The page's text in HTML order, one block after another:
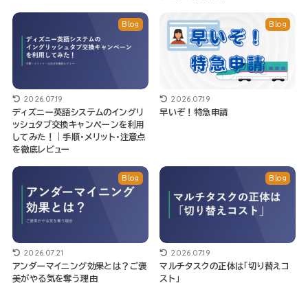
Blog
2026.07.19
ディズニー英語システムのイングリ
ッシュタブ交換キャンペーンを利用
してみた！｜手順・メリット・注意点
を徹底レビュー
Blog
2026.07.19
早いぞ！特急申請
Blog
2026.07.21
アンダーマイニング効果とは？ご褒
美がやる気を奪う理由
Blog
2026.07.19
マルチタスクの正体は「切り替えコ
スト」